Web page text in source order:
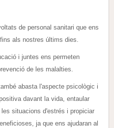
de personal sanitari que ens
als nostres últims dies.
i juntes ens permeten
de les malalties.
abasta l'aspecte psicològic i
davant la vida, entaular
situacions d'estrés i propiciar
ja que ens ajudaran al